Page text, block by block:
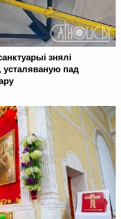
знялі
усталяваную пад